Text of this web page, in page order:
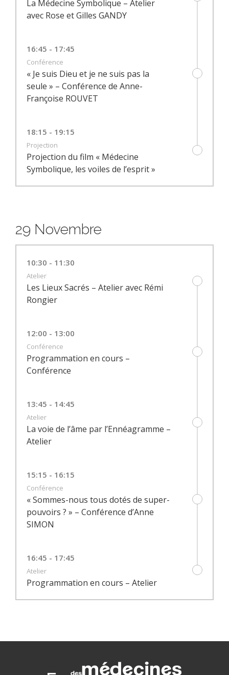
La Médecine Symbolique – Atelier
avec Rose et Gilles GANDY
16:45 - 17:45
Conférence
« Je suis Dieu et je ne suis pas la
seule » – Conférence de Anne-
Françoise ROUVET
18:15 - 19:15
Projection
Projection du film « Médecine
Symbolique, les voiles de l’esprit »
29 Novembre
10:30 - 11:30
Atelier
Les Lieux Sacrés – Atelier avec Rémi
Rongier
12:00 - 13:00
Conférence
Programmation en cours –
Conférence
13:45 - 14:45
Atelier
La voie de l’âme par l’Ennéagramme –
Atelier
15:15 - 16:15
Conférence
« Sommes-nous tous dotés de super-
pouvoirs ? » – Conférence d’Anne
SIMON
16:45 - 17:45
Atelier
Programmation en cours – Atelier